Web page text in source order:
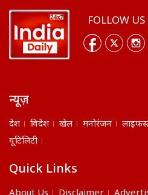
FOLLOW US
न्यूज़
देश विदेश खेल मनोरंजन
यूटिलिटी
Quick Links